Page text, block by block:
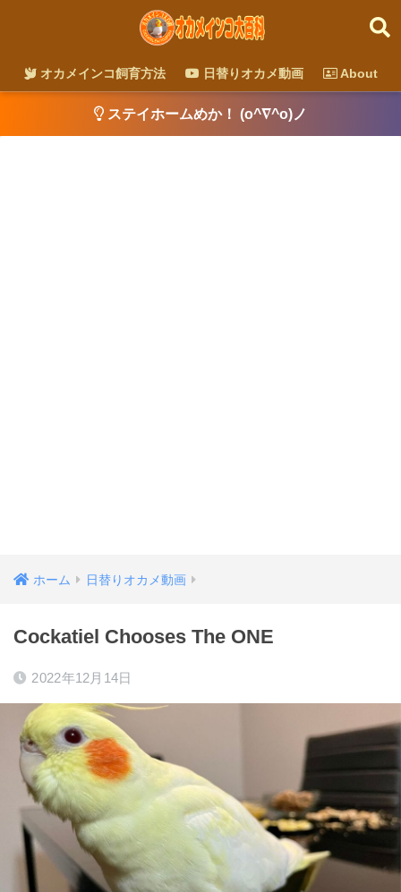
オカメインコ飼育方法 日替りオカメ動画 About
ステイホームめか！ (o^∇^o)ノ
ホーム 日替りオカメ動画
Cockatiel Chooses The ONE
2022年12月14日